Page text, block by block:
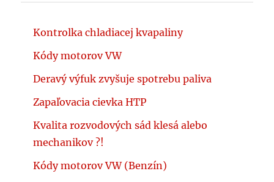
Kontrolka chladiacej kvapaliny
Kódy motorov VW
Deravý výfuk zvyšuje spotrebu paliva
Zapaľovacia cievka HTP
Kvalita rozvodových sád klesá alebo
mechanikov ?!
Kódy motorov VW (Benzín)